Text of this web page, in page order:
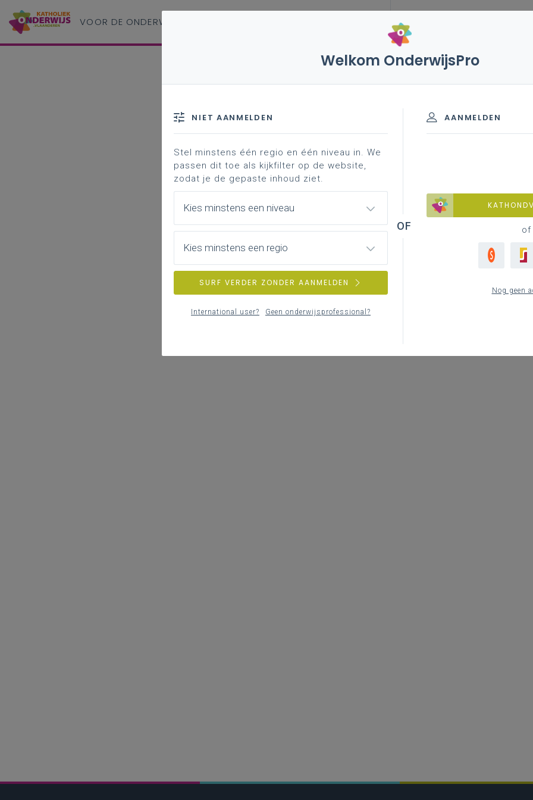
VOOR DE ONDERWIJS
Welkom OnderwijsPro
AANMELDEN
of
Nog geen
NIET AANMELDEN
Stel minstens één regio en één niveau in. We
passen dit toe als kijkfilter op de website,
zodat je de gepaste inhoud ziet.
Kies minstens een niveau
Kies minstens een regio
SURF VERDER ZONDER AANMELDEN
International user? Geen onderwijsprofessional?